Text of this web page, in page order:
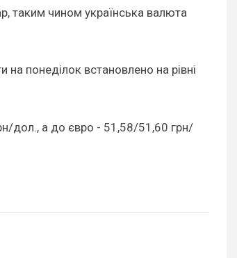
таким чином українська валюта
понеділок встановлено на рівні
дол., а до євро - 51,58/51,60 грн/